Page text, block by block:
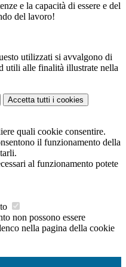
e la capacità di essere e del
del lavoro!
utilizzati si avvalgono di
utili alle finalità illustrate nella
Accetta tutti i cookies
quali cookie consentire.
il funzionamento della
al funzionamento potete
non possono essere
nella pagina della cookie